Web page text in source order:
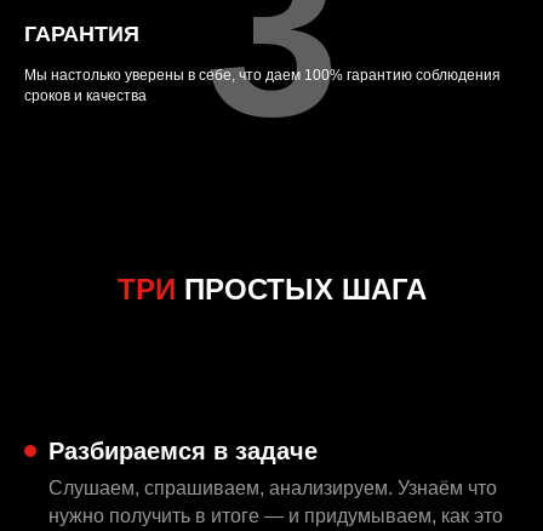
ГАРАНТИЯ
Мы настолько уверены в себе, что даем 100% гарантию соблюдения
сроков и качества
ТРИ ПРОСТЫХ ШАГА
Разбираемся в задаче
Слушаем, спрашиваем, анализируем. Узнаём что
нужно получить в итоге — и придумываем, как это